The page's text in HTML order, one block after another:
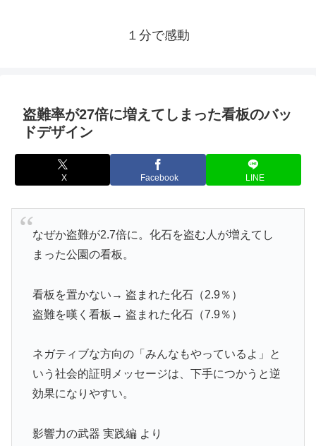
１分で感動
盗難率が27倍に増えてしまった看板のバッ
ドデザイン
X Facebook LINE
なぜか盗難が2.7倍に。化石を盗む人が増えてし
まった公園の看板。
看板を置かない→ 盗まれた化石（2.9％）
盗難を嘆く看板→ 盗まれた化石（7.9％）
ネガティブな方向の「みんなもやっているよ」と
いう社会的証明メッセージは、下手につかうと逆
効果になりやすい。
影響力の武器 実践編 より